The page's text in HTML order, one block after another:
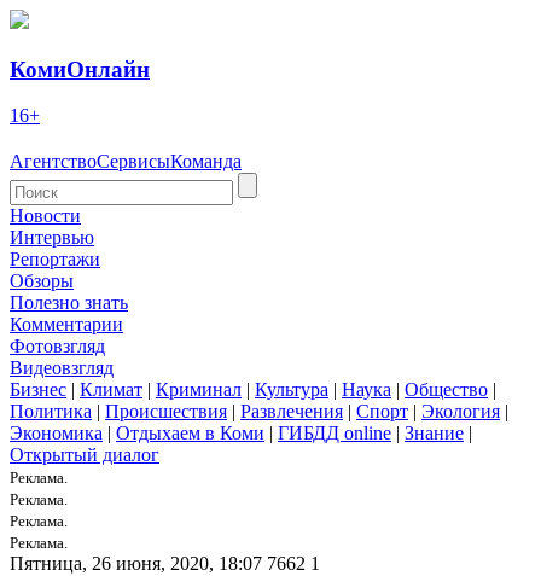
КомиОнлайн
16+
АгентствоСервисыКоманда
Новости
Интервью
Репортажи
Обзоры
Полезно знать
Комментарии
Фотовзгляд
Видеовзгляд
Бизнес | Климат | Криминал | Культура | Наука | Общество |
Политика | Происшествия | Развлечения | Спорт | Экология |
Экономика | Отдыхаем в Коми | ГИБДД online | Знание |
Открытый диалог
Реклама.
Реклама.
Реклама.
Реклама.
Пятница, 26 июня, 2020, 18:07 7662 1